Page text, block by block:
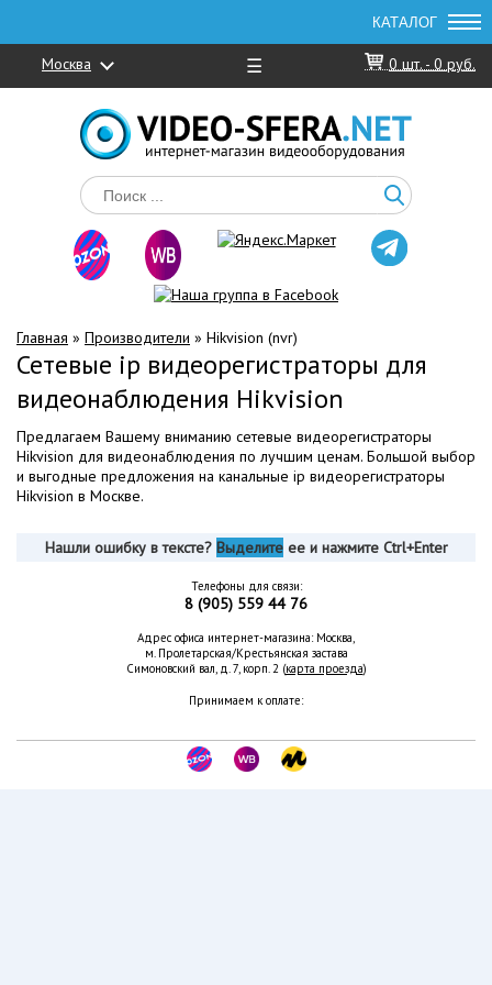
Москва ☰ 0 шт. - 0 руб.
Главная » Производители » Hikvision (nvr)
Сетевые ip видеорегистраторы для
видеонаблюдения Hikvision
Предлагаем Вашему вниманию сетевые видеорегистраторы
Hikvision для видеонаблюдения по лучшим ценам. Большой выбор
и выгодные предложения на канальные ip видеорегистраторы
Hikvision в Москве.
Нашли ошибку в тексте? Выделитеее и нажмите Ctrl+Enter
Телефоны для связи:
8 (905) 559 44 76
Адрес офиса интернет-магазина: Москва,
м. Пролетарская/Крестьянская застава
Симоновский вал, д. 7, корп. 2 (карта проезда)
Принимаем к оплате: